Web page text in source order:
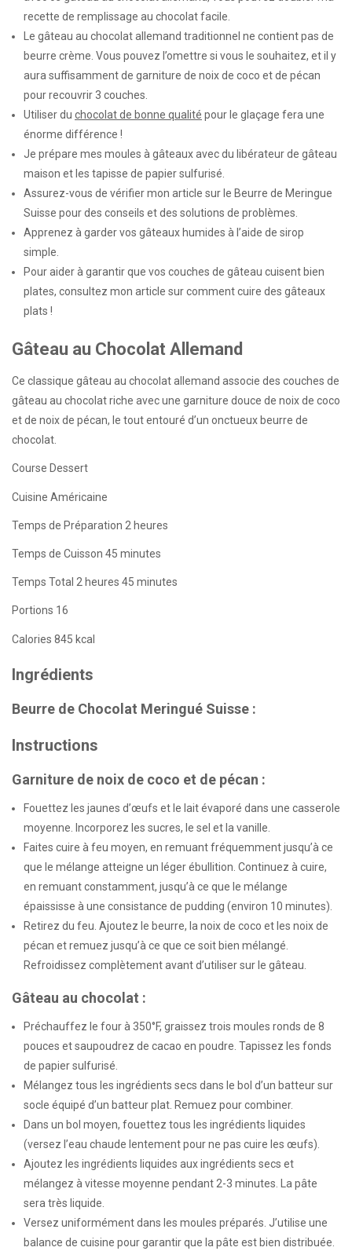
recette de remplissage au chocolat facile.
Le gâteau au chocolat allemand traditionnel ne contient pas de
beurre crème. Vous pouvez l’omettre si vous le souhaitez, et il y
aura suffisamment de garniture de noix de coco et de pécan
pour recouvrir 3 couches.
Utiliser du chocolat de bonne qualité pour le glaçage fera une
énorme différence !
Je prépare mes moules à gâteaux avec du libérateur de gâteau
maison et les tapisse de papier sulfurisé.
Assurez-vous de vérifier mon article sur le Beurre de Meringue
Suisse pour des conseils et des solutions de problèmes.
Apprenez à garder vos gâteaux humides à l’aide de sirop
simple.
Pour aider à garantir que vos couches de gâteau cuisent bien
plates, consultez mon article surcomment cuire des gâteaux
plats !
Gâteau au Chocolat Allemand
Ce classique gâteau au chocolat allemand associe des couches de
gâteau au chocolat riche avec une garniture douce de noix de coco
et de noix de pécan, le tout entouré d’un onctueux beurre de
chocolat.
Course Dessert
Cuisine Américaine
Temps de Préparation 2 heures
Temps de Cuisson 45 minutes
Temps Total 2 heures 45 minutes
Portions 16
Calories 845 kcal
Ingrédients
Beurre de Chocolat Meringué Suisse :
Instructions
Garniture de noix de coco et de pécan :
Fouettez les jaunes d’œufs et le lait évaporé dans une casserole
moyenne. Incorporez les sucres, le sel et la vanille.
Faites cuire à feu moyen, en remuant fréquemment jusqu’à ce
que le mélange atteigne un léger ébullition. Continuez à cuire,
en remuant constamment, jusqu’à ce que le mélange
épaississe à une consistance de pudding (environ 10 minutes).
Retirez du feu. Ajoutez le beurre, la noix de coco et les noix de
pécan et remuez jusqu’à ce que ce soit bien mélangé.
Refroidissez complètement avant d’utiliser sur le gâteau.
Gâteau au chocolat :
Préchauffez le four à 350°F, graissez trois moules ronds de 8
pouces et saupoudrez de cacao en poudre. Tapissez les fonds
de papier sulfurisé.
Mélangez tous les ingrédients secs dans le bol d’un batteur sur
socle équipé d’un batteur plat. Remuez pour combiner.
Dans un bol moyen, fouettez tous les ingrédients liquides
(versez l’eau chaude lentement pour ne pas cuire les œufs).
Ajoutez les ingrédients liquides aux ingrédients secs et
mélangez à vitesse moyenne pendant 2-3 minutes. La pâte
sera très liquide.
Versez uniformément dans les moules préparés. J’utilise une
balance de cuisine pour garantir que la pâte est bien distribuée.